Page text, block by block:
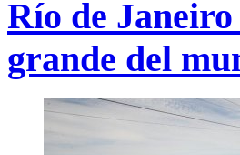
Río de
grande del